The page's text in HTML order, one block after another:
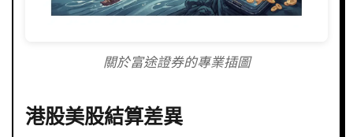
關於富途證券的專業插圖
港股美股結算差異